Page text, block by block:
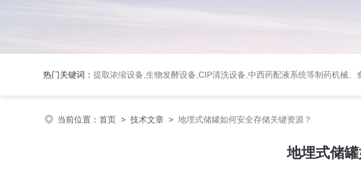
热门关键词： 提取浓缩设备,生物发酵设备,CIP清洗设备,中西药配液系统等制药机械、
当前位置： 首页 > 技术文章 > 地埋式储罐如何安全存储关键资源？
地埋式储